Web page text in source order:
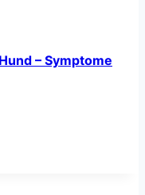
– Symptome